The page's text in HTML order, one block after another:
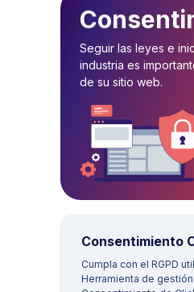
Seguir las leyes e
industria es
de su sitio web.
Cumpla con el RGPD
Herramienta de
Consentimiento